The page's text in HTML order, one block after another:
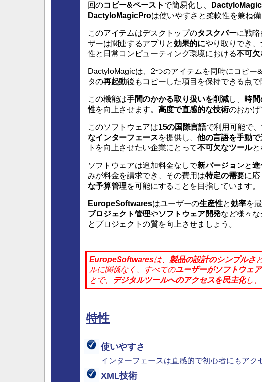
回のコピー&ペースト で簡易化し、
DactyloMagicProは使いやすさと柔軟性を兼ね
このアイテムはデスクトップのタスクバーに戦略
ザーは関連するアプリと効果的にやり取りでき、
性と日常コンピューティング環境における不可欠
DactyloMagicは、2つのアイテムを同時にコピー
タの再起動後もコピーした項目を保持できる点
この機能は手間のかかる取り扱いを削減し、 時
性を向上させます。 高度で直感的な技術のおかげ
このソフトウェアは15の国際言語で利用可能で
なインターフェースを提供し、 他の言語を手動で
トを向上させたい企業にとって不可欠なツールと
ソフトウェアは追加料金なしで新バージョンと進
みが料金を請求でき、その費用は特定の需要に
な予算管理を可能にすることを目指しています。
EuropeSoftwaresはユーザーの生産性と効率を
プロジェクト管理やソフトウェア開発など様々な
とプロジェクトの質を向上させましょう。
EuropeSoftwaresは、 製品の設計のシンプルさ
ルに関係なく、
すべてのユーザーがソフトウェ
とで、
デジタルツールへのアクセスを民主化し
特性
使いやすさ
インターフェースは直感的で初心者にもアク
XML技術